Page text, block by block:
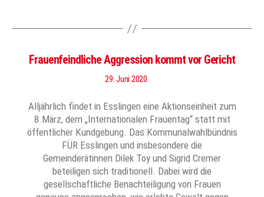
Frauenfeindliche Aggression kommt vor Gericht
29. Juni 2020
Alljährlich findet in Esslingen eine Aktionseinheit zum
8.März, dem „Internationalen Frauentag“ statt mit
öffentlicher Kundgebung. Das Kommunalwahlbündnis
FÜR Esslingen und insbesondere die
Gemeinderätinnen Dilek Toy und Sigrid Cremer
beteiligen sich traditionell. Dabei wird die
gesellschaftliche Benachteiligung von Frauen